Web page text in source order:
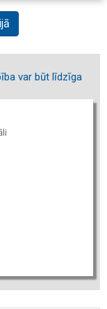
var būt līdzīga